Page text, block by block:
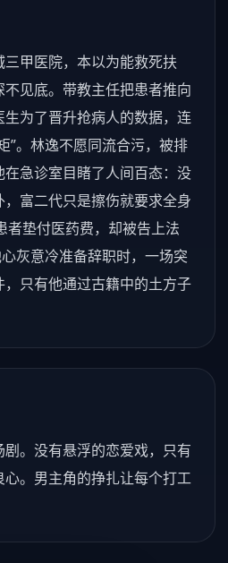
甲医院，本以为能救死扶
见底。带教主任把患者推向
为了晋升抢病人的数据，连
”。林逸不愿同流合污，被排
急诊室目睹了人间百态：没
富二代只是擦伤就要求全身
者垫付医药费，却被告上法
灰意冷准备辞职时，一场突
只有他通过古籍中的土方子
。没有悬浮的恋爱戏，只有
。男主角的挣扎让每个打工